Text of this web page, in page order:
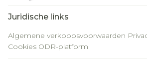
Juridische links
Algemene verkoopsvoorwaarden
Cookies ODR-platform